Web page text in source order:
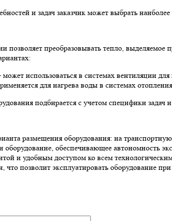
и задач заказчик может выбрать
позволяет преобразовывать тепло,
использоваться в системах вентиляции
для нагрева воды в системах
подбирается с учетом специфики задач и
размещения оборудования: на
оборудование, обеспечивающее автономность
и удобным доступом ко всем
что позволит эксплуатировать оборудование